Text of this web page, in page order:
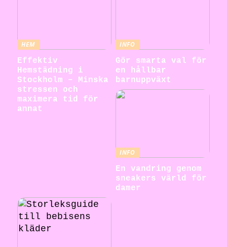
HEM
Effektiv
Hemstädning i
Stockholm – Minska
stressen och
maximera tid för
annat
INFO
Gör smarta val för
en hållbar
barnuppväxt
INFO
En vandring genom
sneakers värld för
damer